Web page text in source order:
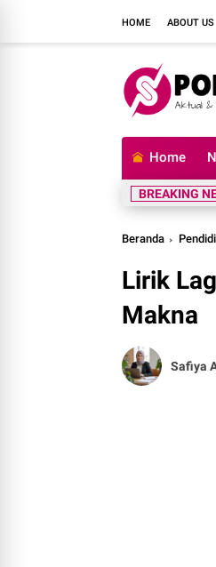
HOME ABOUT US
Home
BREAKING
Beranda
Lirik
Makna
Safiya